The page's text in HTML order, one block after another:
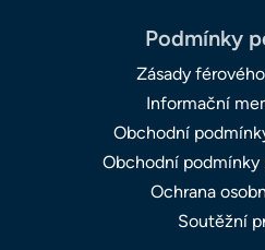
Podmínky
Zásady
Informační
Obchodní
Obchodní
Ochrana
Soutěžní